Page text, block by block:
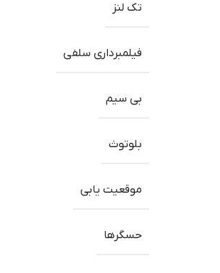
تک لنز
فیلمبرداری سلفی
بی سیم
بلوتوث
موقعیت یابی
حسگرها